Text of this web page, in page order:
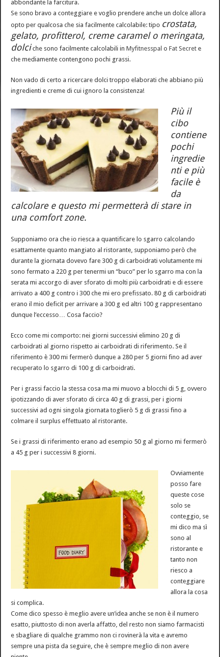
abbondante la farcitura.
Se sono bravo a conteggiare e voglio prendere anche un dolce allora
opto per qualcosa che sia facilmente calcolabile: tipo crostata,
gelato, profitterol, creme caramel o meringata,
dolciche sono facilmente calcolabili inMyfitnesspal oFat Secret e
che mediamente contengono pochi grassi.
Non vado di certo a ricercare dolci troppo elaborati che abbiano più
ingredienti e creme di cui ignoro la consistenza!
Più il
cibo
contiene
pochi
ingredie
nti e più
facile è
da
calcolare e questo mi permetterà di stare in
una comfort zone.
Supponiamo ora che io riesca a quantificare lo sgarro calcolando
esattamente quanto mangiato al ristorante, supponiamo però che
durante la giornata dovevo fare 300 g di carboidrati volutamente mi
sono fermato a 220 g per tenermi un “buco” per lo sgarro ma con la
serata mi accorgo di aver sforato di molti più carboidrati e di essere
arrivato a 400 g contro i 300 che mi ero prefissato. 80 g di carboidrati
erano il mio deficit per arrivare a 300 g ed altri 100 g rappresentano
dunque l’eccesso… Cosa faccio?
Ecco come mi comporto: nei giorni successivi elimino 20 g di
carboidrati al giorno rispetto ai carboidrati di riferimento. Se il
riferimento è 300 mi fermerò dunque a 280 per 5 giorni fino ad aver
recuperato lo sgarro di 100 g di carboidrati.
Per i grassi faccio la stessa cosa ma mi muovo a blocchi di 5 g, ovvero
ipotizzando di aver sforato di circa 40 g di grassi, per i giorni
successivi ad ogni singola giornata toglierò 5 g di grassi fino a
colmare il surplus effettuato al ristorante.
Se i grassi di riferimento erano ad esempio 50 g al giorno mi fermerò
a 45 g per i successivi 8 giorni.
Ovviamente
posso fare
queste cose
solo se
conteggio, se
mi dico ma sì
sono al
ristorante e
tanto non
riesco a
conteggiare
allora la cosa
si complica.
Come dico spesso è meglio avere un’idea anche se non è il numero
esatto, piuttosto di non averla affatto, del resto non siamo farmacisti
e sbagliare di qualche grammo non ci rovinerà la vita e avremo
sempre una pista da seguire, che è sempre meglio di non avere